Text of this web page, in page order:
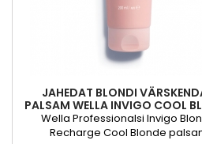
JAHEDAT BLONDI
PALSAM WELLA INVIGO COOL
COLOR FREFRESHING...
Wella Professionalsi Invigo
Recharge Cool Blonde